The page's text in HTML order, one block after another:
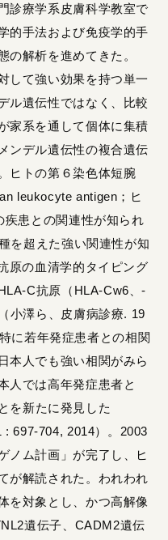
診療学系皮膚科学教室で
的手法および免疫学的手
の解析を進めてきた。
して強い効果を持つ単一
ル遺伝性ではなく、比較
家系を通して個体に集積
ンデル遺伝性の複合遺伝
ヒトの第６染色体短腕
leukocyte antigen；ヒ
疾患との関連性が知られ
を超えた強い関連性が知
原の血清学的タイピング
C抗原（HLA-Cw6、-
小澤ら、皮膚病診療. 19
に若年発症患者との相関
本人でも強い相関がみら
人では高年発症患者と
を新たに発見した
: 697-704, 2014）。2003
ノム計画」が完了し、ヒ
が解読された。われわれ
を対象とし、かつ高解像
遺伝子、CADM2遺伝